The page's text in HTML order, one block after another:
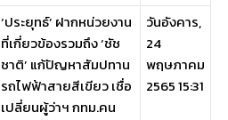
‘ประยุทธ์’ ฝากหน่วยงาน
ที่เกี่ยวข้องรวมถึง ‘ชัช
ชาติ’ แก้ปัญหาสัมปทาน
รถไฟฟ้าสายสีเขียว เชื่อ
เปลี่ยนผู้ว่าฯ กทม.คน
วันอังคาร,
24
พฤษภาคม
2565 15:31